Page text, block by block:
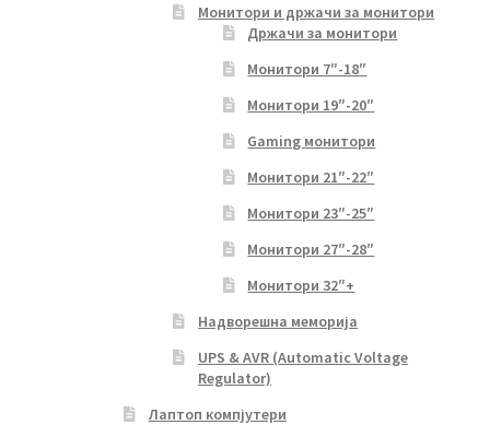
Монитори и држачи за монитори
Држачи за монитори
Монитори 7″-18″
Монитори 19″-20″
Gaming монитори
Монитори 21″-22″
Монитори 23″-25″
Монитори 27″-28″
Монитори 32″+
Надворешна меморија
UPS & AVR (Automatic Voltage
Regulator)
Лаптоп компјутери